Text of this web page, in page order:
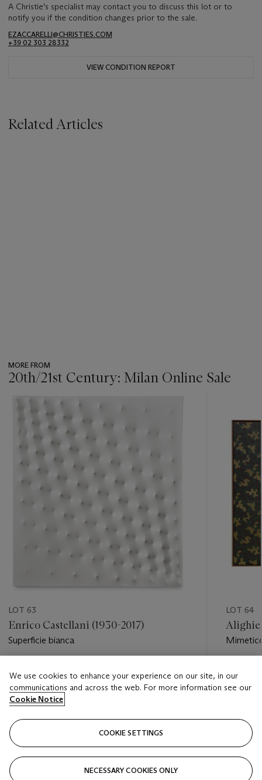
A Christie's specialist may contact you to discuss this lot or to
notify you if the condition changes prior to the sale.
EZACCARELLI@CHRISTIES.COM
+39 02 303 28332
VIEW CONDITION REPORT
Related Articles
MORE FROM
20th/21st Century: Milan Online Sale
item_current_of_total_txt
LOT 63
Enrico Castellani (1930-2017)
Superficie bianca
EUR 200,000 - EUR 300,000
Closed
LOT 64
We use cookies to enhance your experience on our site, in our
communications and across the web. For more information see our
Cookie Notice
COOKIE SETTINGS
NECESSARY COOKIES ONLY